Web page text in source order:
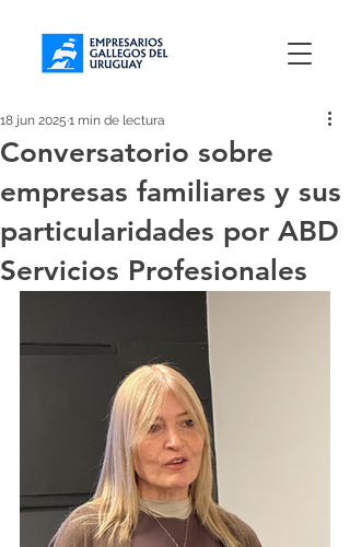
Conversatorio sobre
empresas familiares y sus
particularidades por ABD
Servicios Profesionales
18 jun 2025 1 min de lectura